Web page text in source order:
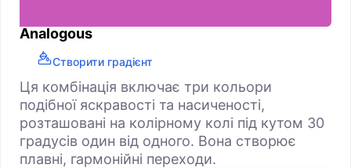
Analogous
Створити градієнт
Ця комбінація включає три кольори
подібної яскравості та насиченості,
розташовані на колірному колі під кутом 30
градусів один від одного. Вона створює
плавні, гармонійні переходи.